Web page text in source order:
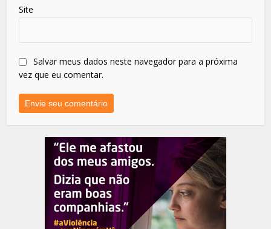
Site
Salvar meus dados neste navegador para a próxima
vez que eu comentar.